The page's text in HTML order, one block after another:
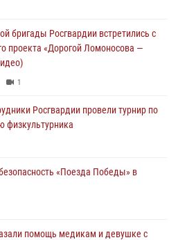
бригады Росгвардии встретились с
проекта «Дорогой Ломоносова —
1
Росгвардии провели турнир по
физкультурника
«Поезда Победы» в
помощь медикам и девушке с